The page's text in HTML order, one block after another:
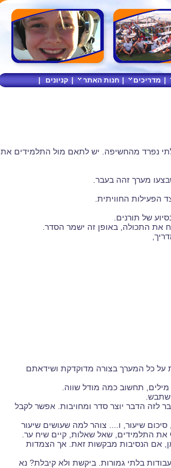
מדריכים חנות האתר קניונים
נפרד מהחשיפה. יש לתאם מול התלמידים את
מערך זהה בעבר.
הפעילות החוויתית.
של תורנים.
את התכולה, באופן זה ישמר הסדר.
על כל המערך בצורה מדוקדקת ושידאתם
לזה הדבר יוצר סדר ומחויבות. אפשר לקבל
סיכום שיעור, ו.... צוהר למה שעושים שיעור
התלמידים, שאל שאלות, קיים שיח ער.
אם הנסיבות מבקשות זאת. אך הצמדות
בלתי גמורות. ביקשת ולא קיבלת? נא